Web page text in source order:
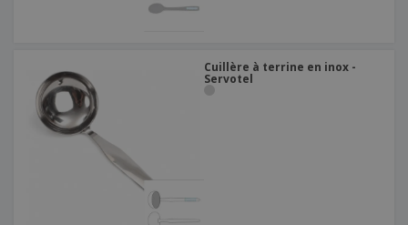
Cuillère à terrine en inox -
Servotel